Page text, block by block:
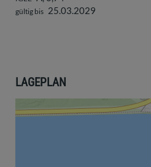
gültig bis 25.03.2029
LAGEPLAN